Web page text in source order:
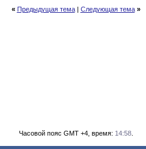
« Предыдущая тема| Следующая тема »
Часовой пояс GMT +4, время: 14:58.